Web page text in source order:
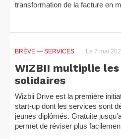
transformation de la facture en
BRÈVE — SERVICES Le 7 mai
WIZBII multiplie
solidaires
Wizbii Drive est la première
start-up dont les services sont
jeunes diplômés. Gratuite
permet de réviser plus